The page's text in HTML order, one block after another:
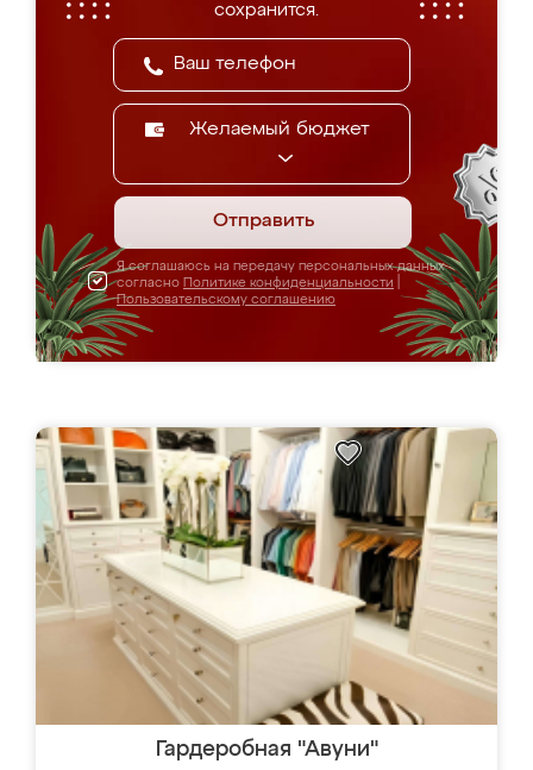
сохранится.
Желаемый бюджет
Отправить
Я соглашаюсь на передачу персональных данных
согласно Политике конфиденциальности
Пользовательскому соглашению
Гардеробная "Авуни"